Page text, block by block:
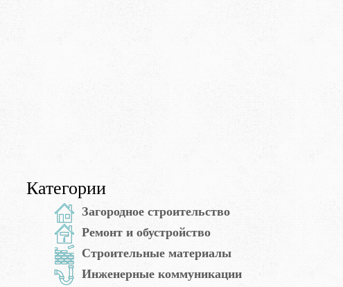
Категории
Загородное строительство
Ремонт и обустройство
Строительные материалы
Инженерные коммуникации